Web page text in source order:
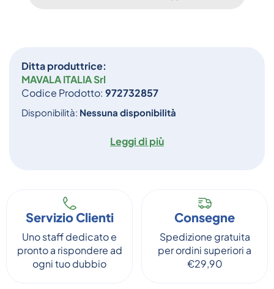
Ditta produttrice:
MAVALA ITALIA Srl
Codice Prodotto: 972732857
Disponibilità: Nessuna disponibilità
Leggi di più
Servizio Clienti
Uno staff dedicato e
pronto a rispondere ad
ogni tuo dubbio
Consegne
Spedizione gratuita
per ordini superiori a
€29,90